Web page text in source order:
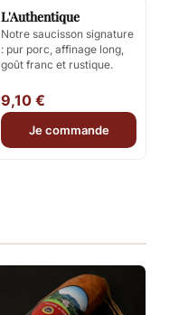
L'Authentique
Notre saucisson signature
: pur porc, affinage long,
goût franc et rustique.
9,10 €
Je commande